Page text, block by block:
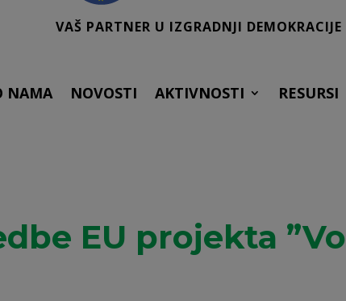
VAŠ PARTNER U IZGRADNJI DEMOKRACIJE
NAMA NOVOSTI AKTIVNOSTI RESURSI
EU projekta